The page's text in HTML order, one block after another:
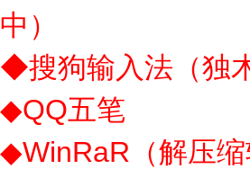
中）
◆搜狗输入法（独
◆QQ五笔
◆WinRaR（解压缩